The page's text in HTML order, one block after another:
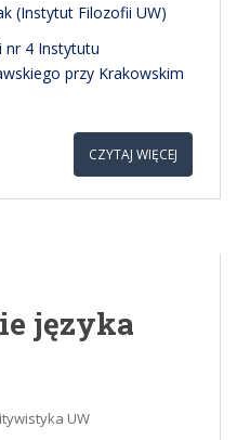
(Instytut Filozofii UW)
nr 4 Instytutu
przy Krakowskim
CZYTAJ WIĘCEJ
języka
UW